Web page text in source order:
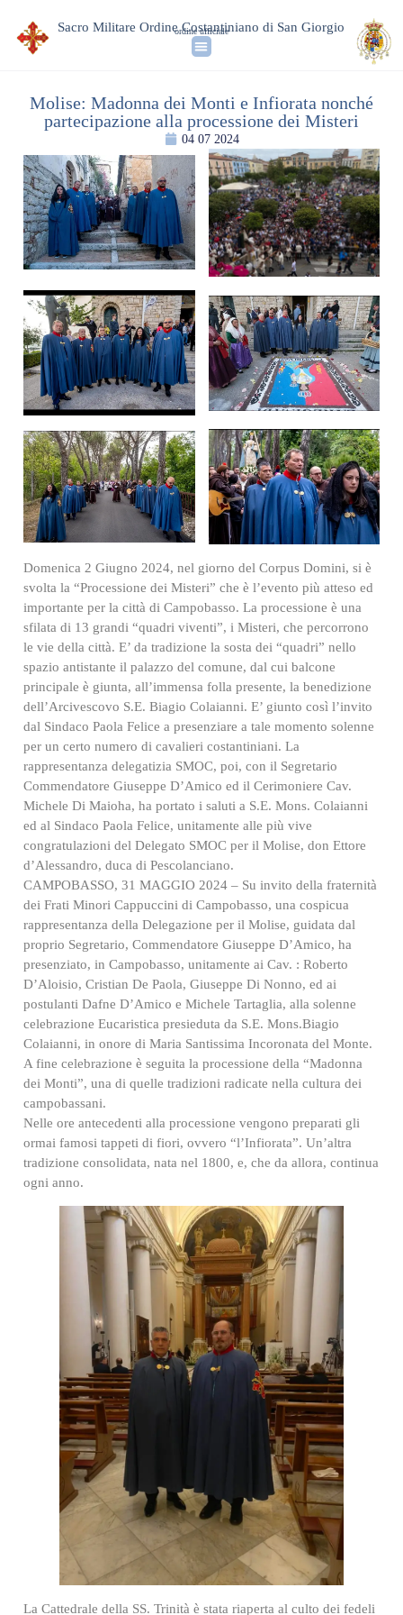
Sacro Militare Ordine Costantiniano di San Giorgio
ordine ufficiale
Molise: Madonna dei Monti e Infiorata nonché
partecipazione alla processione dei Misteri
04 07 2024
Domenica 2 Giugno 2024, nel giorno del Corpus Domini, si è
svolta la “Processione dei Misteri” che è l’evento più atteso ed
importante per la città di Campobasso. La processione è una
sfilata di 13 grandi “quadri viventi”, i Misteri, che percorrono
le vie della città. E’ da tradizione la sosta dei “quadri” nello
spazio antistante il palazzo del comune, dal cui balcone
principale è giunta, all’immensa folla presente, la benedizione
dell’Arcivescovo S.E. Biagio Colaianni. E’ giunto così l’invito
dal Sindaco Paola Felice a presenziare a tale momento solenne
per un certo numero di cavalieri costantiniani. La
rappresentanza delegatizia SMOC, poi, con il Segretario
Commendatore Giuseppe D’Amico ed il Cerimoniere Cav.
Michele Di Maioha, ha portato i saluti a S.E. Mons. Colaianni
ed al Sindaco Paola Felice, unitamente alle più vive
congratulazioni del Delegato SMOC per il Molise, don Ettore
d’Alessandro, duca di Pescolanciano.
CAMPOBASSO, 31 MAGGIO 2024 – Su invito della fraternità
dei Frati Minori Cappuccini di Campobasso, una cospicua
rappresentanza della Delegazione per il Molise, guidata dal
proprio Segretario, Commendatore Giuseppe D’Amico, ha
presenziato, in Campobasso, unitamente ai Cav. : Roberto
D’Aloisio, Cristian De Paola, Giuseppe Di Nonno, ed ai
postulanti Dafne D’Amico e Michele Tartaglia, alla solenne
celebrazione Eucaristica presieduta da S.E. Mons.Biagio
Colaianni, in onore di Maria Santissima Incoronata del Monte.
A fine celebrazione è seguita la processione della “Madonna
dei Monti”, una di quelle tradizioni radicate nella cultura dei
campobassani.
Nelle ore antecedenti alla processione vengono preparati gli
ormai famosi tappeti di fiori, ovvero “l’Infiorata”. Un’altra
tradizione consolidata, nata nel 1800, e, che da allora, continua
ogni anno.
La Cattedrale della SS. Trinità è stata riaperta al culto dei fedeli